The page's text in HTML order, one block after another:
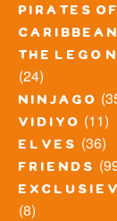
pirates
caribbean
the lego
(24)
ninjago
vidiyo (11)
elves (36)
friends
(8)